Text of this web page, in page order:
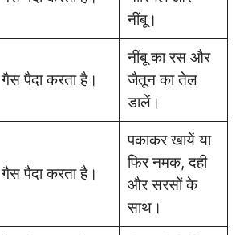
नींबू।
गैस पैदा करता है।
नींबू का रस और
जैतून का तेल
डालें।
गैस पैदा करता है।
पकाकर खायें या
फिर नमक, दही
और सरसों के
साथ।